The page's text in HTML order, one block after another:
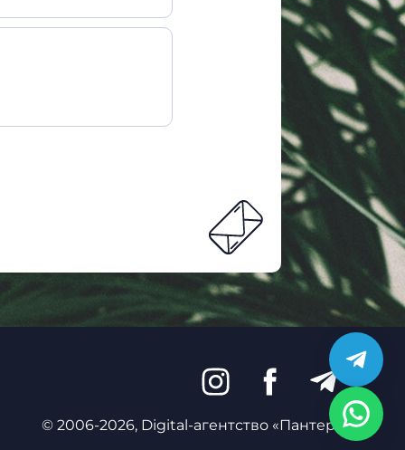
© 2006-2026, Digital-агентство «Пантера»